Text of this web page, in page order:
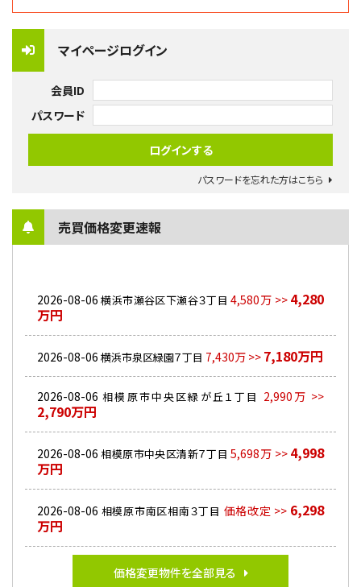
マイページログイン
会員ID
パスワード
パスワードを忘れた方はこちら
売買価格変更速報
2026-08-06 横浜市瀬谷区下瀬谷３丁目 4,580万 >> 4,280
万円
2026-08-06 横浜市泉区緑園７丁目 7,430万 >> 7,180万円
2026-08-06 相模原市中央区緑が丘１丁目 2,990万 >>
2,790万円
2026-08-06 相模原市中央区清新７丁目 5,698万 >> 4,998
万円
2026-08-06 相模原市南区相南３丁目 価格改定 >> 6,298
万円
価格変更物件を全部見る